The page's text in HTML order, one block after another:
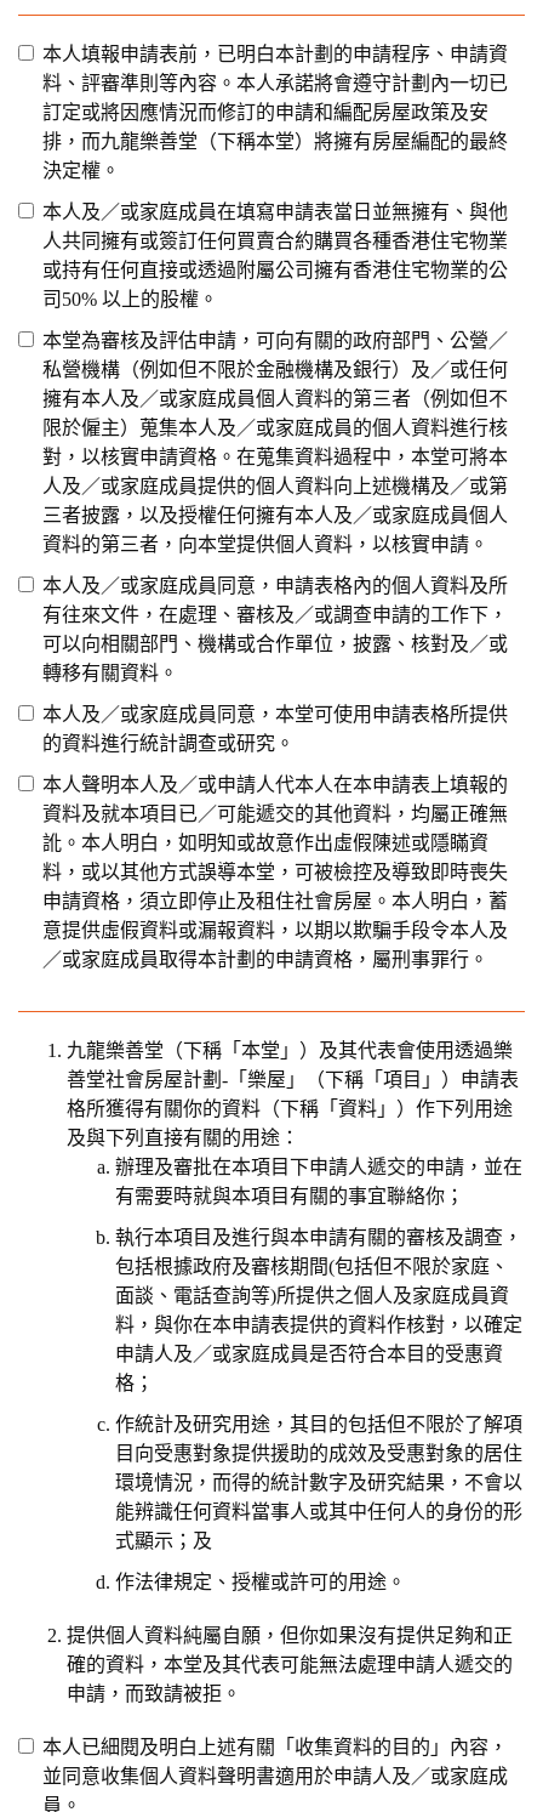
本人填報申請表前，已明白本計劃的申請程序、申請資
料、評審準則等內容。本人承諾將會遵守計劃內一切已
訂定或將因應情況而修訂的申請和編配房屋政策及安
排，而九龍樂善堂（下稱本堂）將擁有房屋編配的最終
決定權。
本人及／或家庭成員在填寫申請表當日並無擁有、與他
人共同擁有或簽訂任何買賣合約購買各種香港住宅物業
或持有任何直接或透過附屬公司擁有香港住宅物業的公
司50% 以上的股權。
本堂為審核及評估申請，可向有關的政府部門、公營／
私營機構（例如但不限於金融機構及銀行）及／或任何
擁有本人及／或家庭成員個人資料的第三者（例如但不
限於僱主）蒐集本人及／或家庭成員的個人資料進行核
對，以核實申請資格。在蒐集資料過程中，本堂可將本
人及／或家庭成員提供的個人資料向上述機構及／或第
三者披露，以及授權任何擁有本人及／或家庭成員個人
資料的第三者，向本堂提供個人資料，以核實申請。
本人及／或家庭成員同意，申請表格內的個人資料及所
有往來文件，在處理、審核及／或調查申請的工作下，
可以向相關部門、機構或合作單位，披露、核對及／或
轉移有關資料。
本人及／或家庭成員同意，本堂可使用申請表格所提供
的資料進行統計調查或研究。
本人聲明本人及／或申請人代本人在本申請表上填報的
資料及就本項目已／可能遞交的其他資料，均屬正確無
訛。本人明白，如明知或故意作出虛假陳述或隱瞞資
料，或以其他方式誤導本堂，可被檢控及導致即時喪失
申請資格，須立即停止及租住社會房屋。本人明白，蓄
意提供虛假資料或漏報資料，以期以欺騙手段令本人及
／或家庭成員取得本計劃的申請資格，屬刑事罪行。
九龍樂善堂（下稱「本堂」）及其代表會使用透過樂
善堂社會房屋計劃-「樂屋」（下稱「項目」）申請表
格所獲得有關你的資料（下稱「資料」）作下列用途
及與下列直接有關的用途：
辦理及審批在本項目下申請人遞交的申請，並在
有需要時就與本項目有關的事宜聯絡你；
執行本項目及進行與本申請有關的審核及調查，
包括根據政府及審核期間(包括但不限於家庭、
面談、電話查詢等)所提供之個人及家庭成員資
料，與你在本申請表提供的資料作核對，以確定
申請人及／或家庭成員是否符合本目的受惠資
格；
作統計及研究用途，其目的包括但不限於了解項
目向受惠對象提供援助的成效及受惠對象的居住
環境情況，而得的統計數字及研究結果，不會以
能辨識任何資料當事人或其中任何人的身份的形
式顯示；及
作法律規定、授權或許可的用途。
提供個人資料純屬自願，但你如果沒有提供足夠和正
確的資料，本堂及其代表可能無法處理申請人遞交的
申請，而致請被拒。
本人已細閱及明白上述有關「收集資料的目的」內容，
並同意收集個人資料聲明書適用於申請人及／或家庭成
員。